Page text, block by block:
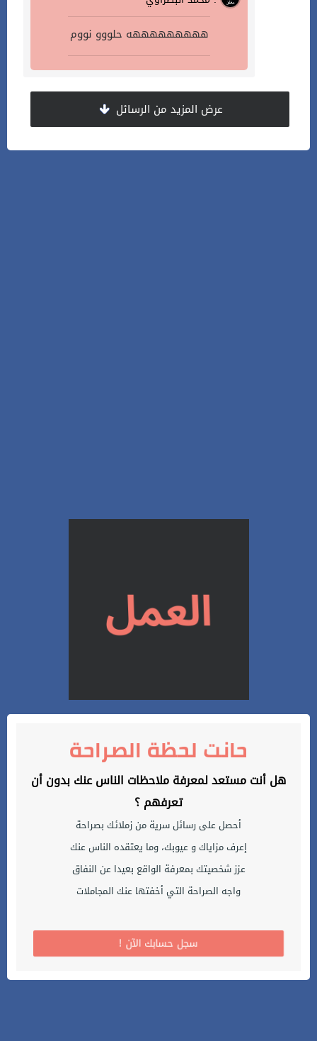
هههههههههه حلووو نووم
عرض المزيد من الرسائل
حانت لحظة الصراحة
هل أنت مستعد لمعرفة ملاحظات الناس عنك بدون أن
تعرفهم ؟
أحصل على رسائل سرية من زملائك بصراحة
إعرف مزاياك و عيوبك، وما يعتقده الناس عنك
عزز شخصيتك بمعرفة الواقع بعيدا عن النفاق
واجه الصراحة التي أخفتها عنك المجاملات
! سجل حسابك الآن